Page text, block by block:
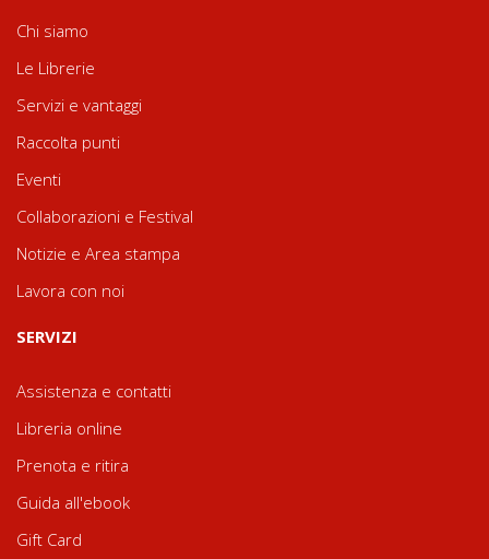
Chi siamo
Le Librerie
Servizi e vantaggi
Raccolta punti
Eventi
Collaborazioni e Festival
Notizie e Area stampa
Lavora con noi
SERVIZI
Assistenza e contatti
Libreria online
Prenota e ritira
Guida all'ebook
Gift Card